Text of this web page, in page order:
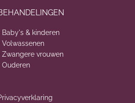
Baby's & kinderen
Volwassenen
Zwangere vrouwen
Ouderen